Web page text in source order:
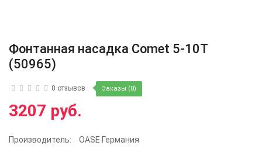
Фонтанная насадка Comet 5-10T
(50965)
0 отзывов Заказы (0)
3207 руб.
Производитель:
OASE Германия